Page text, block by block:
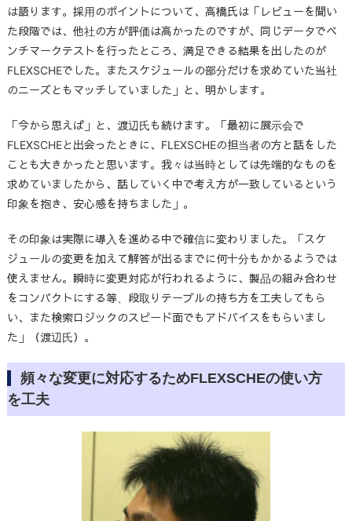
は語ります。採用のポイントについて、高橋氏は「レビューを聞い
た段階では、他社の方が評価は高かったのですが、同じデータでベ
ンチマークテストを行ったところ、満足できる結果を出したのが
FLEXSCHEでした。またスケジュールの部分だけを求めていた当社
のニーズともマッチしていました」と、明かします。
「今から思えば」と、渡辺氏も続けます。「最初に展示会で
FLEXSCHEと出会ったときに、FLEXSCHEの担当者の方と話をした
ことも大きかったと思います。我々は当時としては先端的なものを
求めていましたから、話していく中で考え方が一致しているという
印象を抱き、安心感を持ちました」。
その印象は実際に導入を進める中で確信に変わりました。「スケ
ジュールの変更を加えて解答が出るまでに何十分もかかるようでは
使えません。瞬時に変更対応が行われるように、製品の組み合わせ
をコンパクトにする等、段取りテーブルの持ち方を工夫してもら
い、また検索ロジックのスピード面でもアドバイスをもらいまし
た」（渡辺氏）。
頻々な変更に対応するためFLEXSCHEの使い方
を工夫